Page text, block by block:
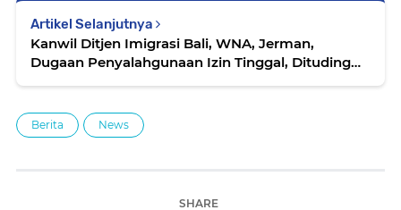
Artikel Selanjutnya
Kanwil Ditjen Imigrasi Bali, WNA, Jerman,
Dugaan Penyalahgunaan Izin Tinggal, Dituding
Berita News
SHARE